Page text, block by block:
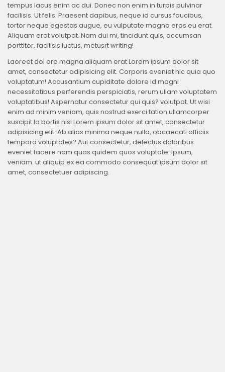
tempus lacus enim ac dui. Donec non enim in turpis pulvinar
facilisis. Ut felis. Praesent dapibus, neque id cursus faucibus,
tortor neque egestas augue, eu vulputate magna eros eu erat.
Aliquam erat volutpat. Nam dui mi, tincidunt quis, accumsan
porttitor, facilisis luctus, metusrt writing!
Laoreet dol ore magna aliquam erat Lorem ipsum dolor sit
amet, consectetur adipisicing elit. Corporis eveniet hic quia quo
voluptatum! Accusantium cupiditate dolore id magni
necessitatibus perferendis perspiciatis, rerum ullam voluptatem
voluptatibus! Aspernatur consectetur qui quis? volutpat. Ut wisi
enim ad minim veniam, quis nostrud exerci tation ullamcorper
suscipit lo bortis nisl Lorem ipsum dolor sit amet, consectetur
adipisicing elit. Ab alias minima neque nulla, obcaecati officiis
tempora voluptates? Aut consectetur, delectus doloribus
eveniet facere nam quas quidem quos voluptate. Ipsum,
veniam. ut aliquip ex ea commodo consequat ipsum dolor sit
amet, consectetuer adipiscing.